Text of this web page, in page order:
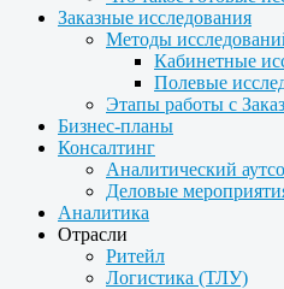
Заказные исследования
Методы
Кабинетные
Полевые
Этапы работы с
Бизнес-планы
Консалтинг
Аналитический
Деловые
Аналитика
Отрасли
Ритейл
Логистика (ТЛУ)